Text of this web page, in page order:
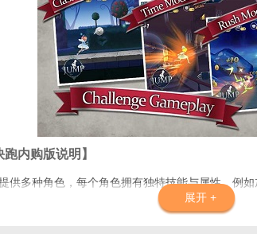
跑内购版说明】
供多种角色，每个角色拥有独特技能与属性，例
展开 +